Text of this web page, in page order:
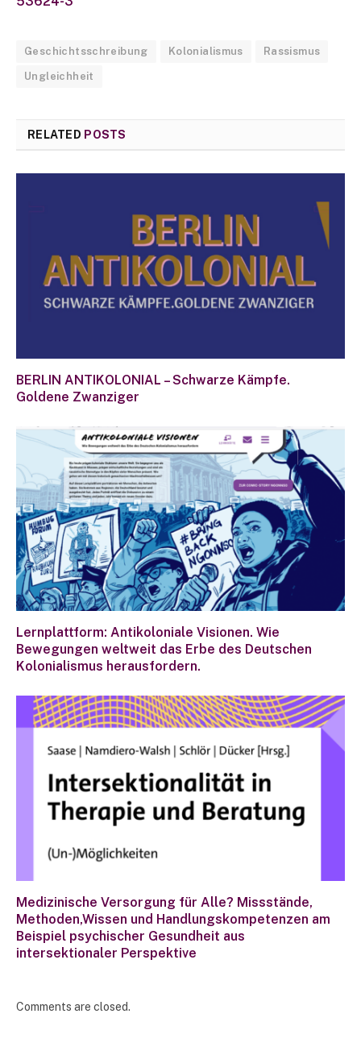
Geschichtsschreibung Kolonialismus Rassismus
Ungleichheit
RELATED POSTS
BERLIN ANTIKOLONIAL – Schwarze Kämpfe.
Goldene Zwanziger
Lernplattform: Antikoloniale Visionen. Wie
Bewegungen weltweit das Erbe des Deutschen
Kolonialismus herausfordern.
Medizinische Versorgung für Alle? Missstände,
Methoden,Wissen und Handlungskompetenzen am
Beispiel psychischer Gesundheit aus
intersektionaler Perspektive
Comments are closed.